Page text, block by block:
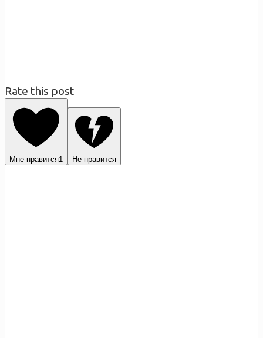
Rate this post
Мне нравится1 Не нравится